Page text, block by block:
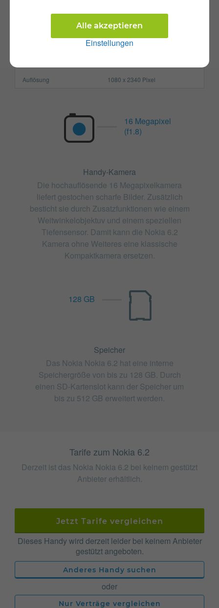
Einstellungen
Alle akzeptieren
180g
Auflösung
1080 x 2340 Pixel
16 Megapixel
(f1.8)
Handy-Kamera
Die hochauflösende 16 Megapixelkamera
liefert gestochen scharfe Bilder. Zusätzlich
besticht sie durch Zusatzfunktionen wie einem
Weitwinkelobjektuv und einem speziellen
Tiefensensor. Damit kann die Nokia 6.2
Kamera ohne Weiteres eine klassische
Kompaktkamera ersetzen.
128 GB
Speicher
Das Nokia Nokia 6.2 hat eine interne
Speichergröße von bis zu 128 GB. Durch
einen SD-Kartenslot kann der Speicher um
bis zu 512 GB erweitert werden.
Tarife zum Nokia 6.2
Derzeit ist das Nokia Nokia 6.2 bei keinem gestützt
Anbieter erhältlich.
Jetzt Tarife vergleichen
Dieses Handy wird derzeit leider bei keinem Anbieter
gestützt angeboten.
Anderes Handy suchen
oder
Nur Verträge vergleichen